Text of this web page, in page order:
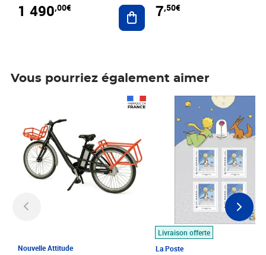
1 490,00€ Ajouter au panier
7,50€
Vous pourriez également aimer
Nouvelle Attitude
Livraison offerte
La Poste
Prix 7,50€